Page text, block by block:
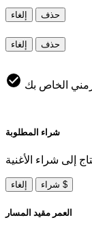
إلغاء حذف
إلغاء حذف
شراء المطلوبة
إلغاء شراء $
العمر مقيد المسار